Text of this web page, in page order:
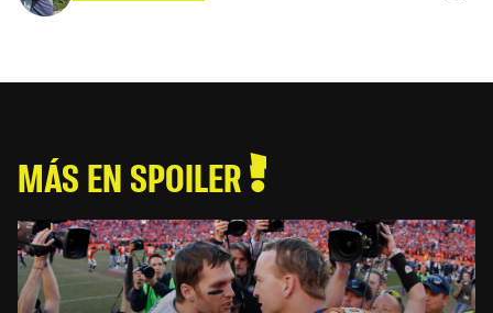
MÁS EN SPOILER